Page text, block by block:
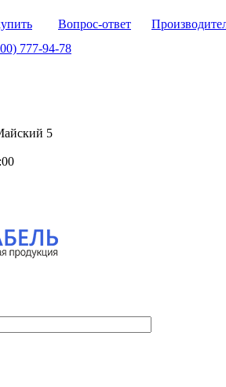
Вопрос-ответ
777-94-78
5